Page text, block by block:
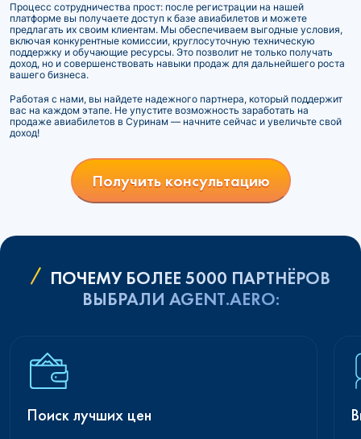
Процесс сотрудничества прост: после регистрации на нашей
платформе вы получаете доступ к базе авиабилетов и можете
предлагать их своим клиентам. Мы обеспечиваем выгодные условия,
включая конкурентные комиссии, круглосуточную техническую
поддержку и обучающие ресурсы. Это позволит не только получать
доход, но и совершенствовать навыки продаж для дальнейшего роста
вашего бизнеса.
Работая с нами, вы найдете надежного партнера, который поддержит
вас на каждом этапе. Не упустите возможность заработать на
продаже авиабилетов в Суринам — начните сейчас и увеличьте свой
доход!
Получить консультацию
ПОЧЕМУ БОЛЕЕ 5000 ПАРТНЁРОВ
ВЫБРАЛИ AGENT.AERO:
Поиск лучших цен